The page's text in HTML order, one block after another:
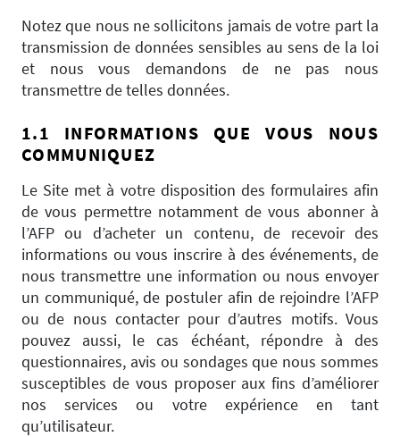
Notez que nous ne sollicitons jamais de votre part la
transmission de données sensibles au sens de la loi
et nous vous demandons de ne pas nous
transmettre de telles données.
1.1 INFORMATIONS QUE VOUS NOUS
COMMUNIQUEZ
Le Site met à votre disposition des formulaires afin
de vous permettre notamment de vous abonner à
l’AFP ou d’acheter un contenu, de recevoir des
informations ou vous inscrire à des événements, de
nous transmettre une information ou nous envoyer
un communiqué, de postuler afin de rejoindre l’AFP
ou de nous contacter pour d’autres motifs. Vous
pouvez aussi, le cas échéant, répondre à des
questionnaires, avis ou sondages que nous sommes
susceptibles de vous proposer aux fins d’améliorer
nos services ou votre expérience en tant
qu’utilisateur.